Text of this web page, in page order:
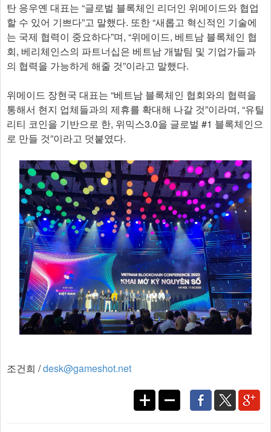
탄 응우옌 대표는 “글로벌 블록체인 리더인 위메이드와 협업
할 수 있어 기쁘다”고 말했다. 또한 “새롭고 혁신적인 기술에
는 국제 협력이 중요하다”며, “위메이드, 베트남 블록체인 협
회, 베리체인스의 파트너십은 베트남 개발팀 및 기업가들과
의 협력을 가능하게 해줄 것”이라고 말했다.
위메이드 장현국 대표는 “베트남 블록체인 협회와의 협력을
통해서 현지 업체들과의 제휴를 확대해 나갈 것”이라며, “유틸
리티 코인을 기반으로 한, 위믹스3.0을 글로벌 #1 블록체인으
로 만들 것”이라고 덧붙였다.​
조건희 /desk@gameshot.net